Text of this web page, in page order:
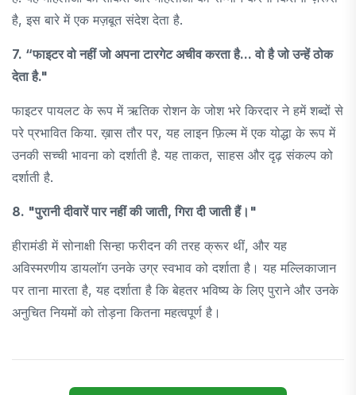
है, इस बारे में एक मज़बूत संदेश देता है.
7. “फाइटर वो नहीं जो अपना टारगेट अचीव करता है... वो है जो उन्हें ठोक
देता है."
फाइटर पायलट के रूप में ऋतिक रोशन के जोश भरे किरदार ने हमें शब्दों से
परे प्रभावित किया. ख़ास तौर पर, यह लाइन फ़िल्म में एक योद्धा के रूप में
उनकी सच्ची भावना को दर्शाती है. यह ताकत, साहस और दृढ़ संकल्प को
दर्शाती है.
8. "पुरानी दीवारें पार नहीं की जाती, गिरा दी जाती हैं।"
हीरामंडी में सोनाक्षी सिन्हा फरीदन की तरह क्रूर थीं, और यह
अविस्मरणीय डायलॉग उनके उग्र स्वभाव को दर्शाता है। यह मल्लिकाजान
पर ताना मारता है, यह दर्शाता है कि बेहतर भविष्य के लिए पुराने और उनके
अनुचित नियमों को तोड़ना कितना महत्वपूर्ण है।